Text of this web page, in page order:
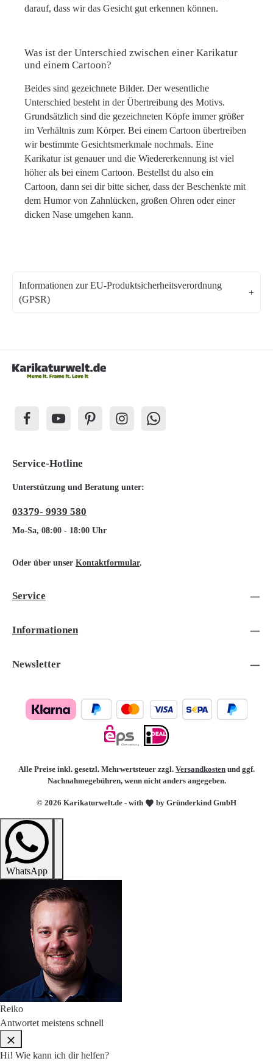
darauf, dass wir das Gesicht gut erkennen können.
Was ist der Unterschied zwischen einer Karikatur
und einem Cartoon?
Beides sind gezeichnete Bilder. Der wesentliche
Unterschied besteht in der Übertreibung des Motivs.
Grundsätzlich sind die gezeichneten Köpfe immer größer
im Verhältnis zum Körper. Bei einem Cartoon übertreiben
wir bestimmte Gesichtsmerkmale nochmals. Eine
Karikatur ist genauer und die Wiedererkennung ist viel
höher als bei einem Cartoon. Bestellst du also ein
Cartoon, dann sei dir bitte sicher, dass der Beschenkte mit
dem Humor von Zahnlücken, großen Ohren oder einer
dicken Nase umgehen kann.
Informationen zur EU-Produktsicherheitsverordnung
(GPSR)
Service-Hotline
Unterstützung und Beratung unter:
03379- 9939 580
Mo-Sa, 08:00 - 18:00 Uhr
Oder über unser Kontaktformular.
Service
Informationen
Newsletter
© 2026 Karikaturwelt.de - with by Gründerkind GmbH
Alle Preise inkl. gesetzl. Mehrwertsteuer zzgl. Versandkosten und ggf.
Nachnahmegebühren, wenn nicht anders angegeben.
WhatsApp
Reiko
Antwortet meistens schnell
Hi! Wie kann ich dir helfen?